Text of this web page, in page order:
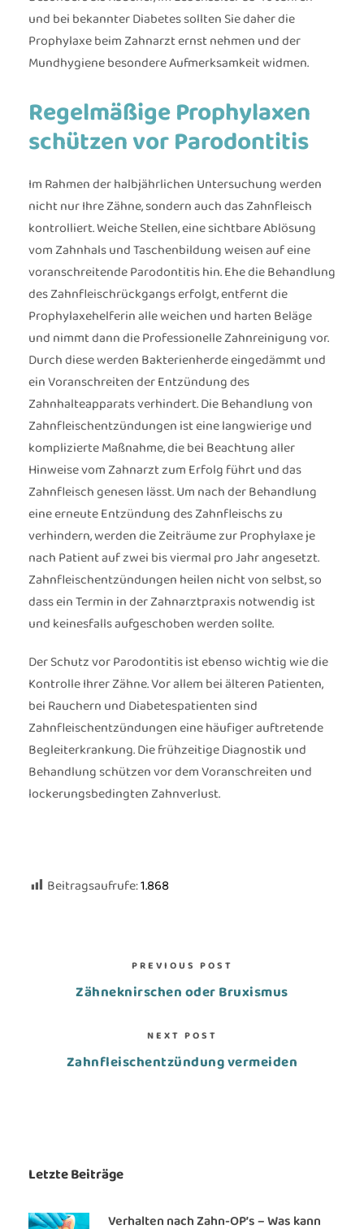
und bei bekannter Diabetes sollten Sie daher die
Prophylaxe beim Zahnarzt ernst nehmen und der
Mundhygiene besondere Aufmerksamkeit widmen.
Regelmäßige Prophylaxen
schützen vor Parodontitis
Im Rahmen der halbjährlichen Untersuchung werden
nicht nur Ihre Zähne, sondern auch das Zahnfleisch
kontrolliert. Weiche Stellen, eine sichtbare Ablösung
vom Zahnhals und Taschenbildung weisen auf eine
voranschreitende Parodontitis hin. Ehe die Behandlung
des Zahnfleischrückgangs erfolgt, entfernt die
Prophylaxehelferin alle weichen und harten Beläge
und nimmt dann die Professionelle Zahnreinigung vor.
Durch diese werden Bakterienherde eingedämmt und
ein Voranschreiten der Entzündung des
Zahnhalteapparats verhindert. Die Behandlung von
Zahnfleischentzündungen ist eine langwierige und
komplizierte Maßnahme, die bei Beachtung aller
Hinweise vom Zahnarzt zum Erfolg führt und das
Zahnfleisch genesen lässt. Um nach der Behandlung
eine erneute Entzündung des Zahnfleischs zu
verhindern, werden die Zeiträume zur Prophylaxe je
nach Patient auf zwei bis viermal pro Jahr angesetzt.
Zahnfleischentzündungen heilen nicht von selbst, so
dass ein Termin in der Zahnarztpraxis notwendig ist
und keinesfalls aufgeschoben werden sollte.
Der Schutz vor Parodontitis ist ebenso wichtig wie die
Kontrolle Ihrer Zähne. Vor allem bei älteren Patienten,
bei Rauchern und Diabetespatienten sind
Zahnfleischentzündungen eine häufiger auftretende
Begleiterkrankung. Die frühzeitige Diagnostik und
Behandlung schützen vor dem Voranschreiten und
lockerungsbedingten Zahnverlust.
Beitragsaufrufe:1.868
PREVIOUS POST
Zähneknirschen oder Bruxismus
NEXT POST
Zahnfleischentzündung vermeiden
Letzte Beiträge
Verhalten nach Zahn-OP’s – Was kann